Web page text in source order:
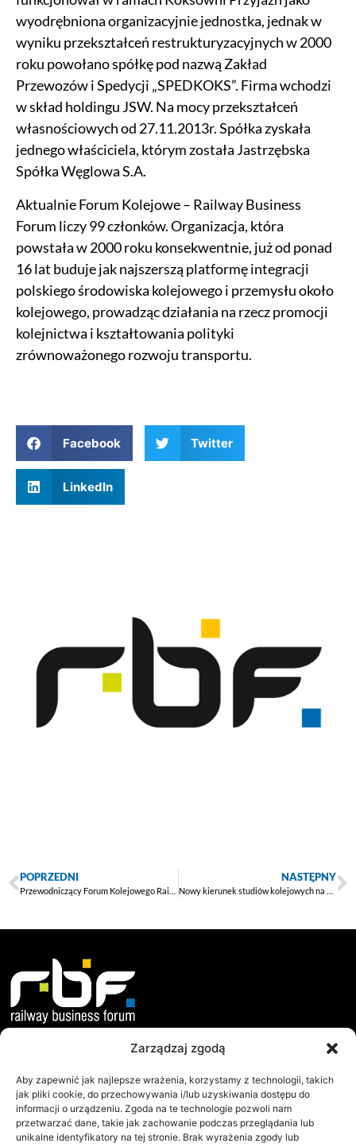
Zarządzaj zgodą
Aby zapewnić jak najlepsze wrażenia, korzystamy z technologii, takich
jak pliki cookie, do przechowywania i/lub uzyskiwania dostępu do
informacji o urządzeniu. Zgoda na te technologie pozwoli nam
przetwarzać dane, takie jak zachowanie podczas przeglądania lub
unikalne identyfikatory na tej stronie. Brak wyrażenia zgody lub
wyodrębniona organizacyjnie jednostka, jednak w
wyniku przekształceń restrukturyzacyjnych w 2000
roku powołano spółkę pod nazwą Zakład
Przewozów i Spedycji „SPEDKOKS”. Firma wchodzi
w skład holdingu JSW. Na mocy przekształceń
własnościowych od 27.11.2013r. Spółka zyskała
jednego właściciela, którym została Jastrzębska
Spółka Węglowa S.A.
Aktualnie Forum Kolejowe – Railway Business
Forum liczy 99 członków. Organizacja, która
powstała w 2000 roku konsekwentnie, już od ponad
16 lat buduje jak najszerszą platformę integracji
polskiego środowiska kolejowego i przemysłu około
kolejowego, prowadząc działania na rzecz promocji
kolejnictwa i kształtowania polityki
zrównoważonego rozwoju transportu.
Facebook Twitter
LinkedIn
POPRZEDNI NASTĘPNY
Misja i Cele
Jak Działamy?
Współpraca
Dokumenty
Statut
Regulamin WZC
Protokoły WZC